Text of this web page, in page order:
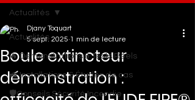
Actualités
🔥 Démonstrations & Tests Réels
🚜 Installations & Études de cas
🛡️Conseils Sécurité Incendie
Actualités
Boule extincteur
démonstration :
Djany Toquart
5 sept. 2025 1 min de lecture